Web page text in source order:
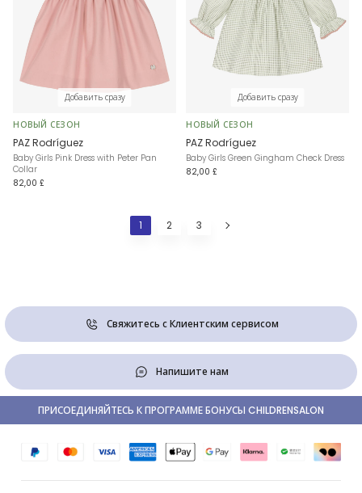
Добавить сразу
НОВЫЙ СЕЗОН
PAZ Rodríguez
Baby Girls Pink Dress with Peter Pan
Collar
82,00 £
Добавить сразу
НОВЫЙ СЕЗОН
PAZ Rodríguez
Baby Girls Green Gingham Check Dress
82,00 £
1 2 3
Свяжитесь с Клиентским сервисом
Напишите нам
ПРИСОЕДИНЯЙТЕСЬ К ПРОГРАММЕ БОНУСЫ CHILDRENSALON